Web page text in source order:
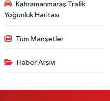
Kahramanmaraş Trafik
Yoğunluk Haritası
Tüm Manşetler
Haber Arşivi